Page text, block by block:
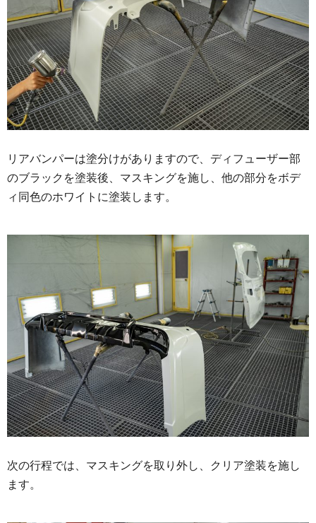
リアバンパーは塗分けがありますので、ディフューザー部
のブラックを塗装後、マスキングを施し、他の部分をボデ
ィ同色のホワイトに塗装します。
次の行程では、マスキングを取り外し、クリア塗装を施し
ます。